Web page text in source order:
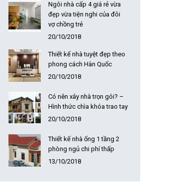
Ngôi nhà cấp 4 giá rẻ vừa
đẹp vừa tiện nghi của đôi
vợ chồng trẻ
20/10/2018
Thiết kế nhà tuyệt đẹp theo
phong cách Hàn Quốc
20/10/2018
Có nên xây nhà trọn gói? –
Hình thức chìa khóa trao tay
20/10/2018
Thiết kế nhà ống 1 tầng 2
phòng ngủ chi phí thấp
13/10/2018